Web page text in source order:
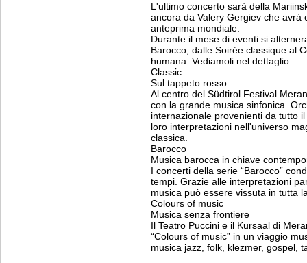
L'ultimo concerto sarà della
ancora da Valery Gergiev che
anteprima mondiale.
Durante il mese di eventi si
Barocco, dalle Soirée classique al
humana. Vediamoli nel dettaglio.
Classic
Sul tappeto rosso
Al centro del Südtirol Festival
con la grande musica sinfonica.
internazionale provenienti da tutto
loro interpretazioni nell'universo
classica.
Barocco
Musica barocca in chiave
I concerti della serie “Barocco”
tempi. Grazie alle interpretazioni
musica può essere vissuta in tutta
Colours of music
Musica senza frontiere
Il Teatro Puccini e il Kursaal di
“Colours of music” in un viaggio
musica jazz, folk, klezmer, gospel,